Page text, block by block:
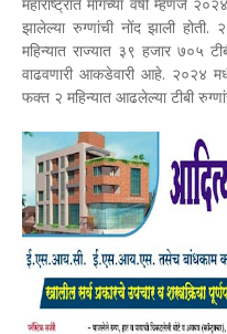
झालेल्या रुग्णांची नोंद झाली
महिन्यात राज्यात ३९ हजार ७०५
वाढवणारी आकडेवारी आहे. २०२४
फक्त २ महिन्यात आढलेल्या टीबी